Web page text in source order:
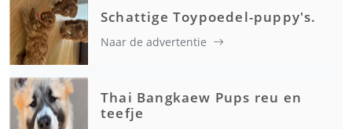
Schattige Toypoedel-puppy's.
Naar de advertentie
Thai Bangkaew Pups reu en
teefje